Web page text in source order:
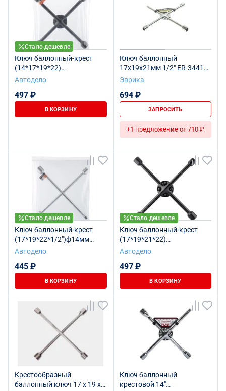
Стало дешевле
Ключ баллонный-крест
(14*17*19*22)
(черн.лак,усиленный)
Автодело
497 ₽
В КОРЗИНУ
Ключ баллонный
17х19х21мм 1/2" ER-34411
крестообразный L=350мм
Эврика
694 ₽
ЗАПРОСИТЬ
+1 предложение от 710 ₽
Стало дешевле
Ключ баллонный-крест
(17*19*22*1/2")ф14мм
L360мм (АвтоDело) 30712
Автодело
445 ₽
В КОРЗИНУ
Стало дешевле
Ключ баллонный-крест
(17*19*21*22)
(черн.лак,усиленный)
Автодело
497 ₽
В КОРЗИНУ
Крестообразный
баллонный ключ 17 x 19 x
Ключ баллонный
крестовой 14"